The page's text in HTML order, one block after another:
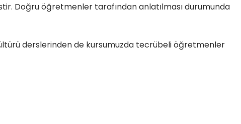
Doğru öğretmenler tarafından anlatılması durumunda
derslerinden de kursumuzda tecrübeli öğretmenler